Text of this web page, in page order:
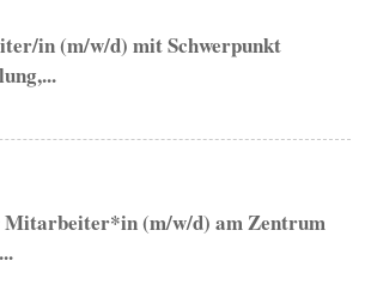
in (m/w/d) mit Schwerpunkt
Mitarbeiter*in (m/w/d) am Zentrum